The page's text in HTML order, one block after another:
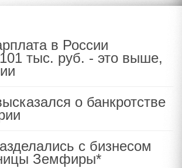
в России
тыс. руб. - это выше,
о банкротстве
с бизнесом
Земфиры*